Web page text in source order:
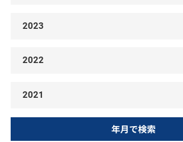
2023
2022
2021
年月で検索